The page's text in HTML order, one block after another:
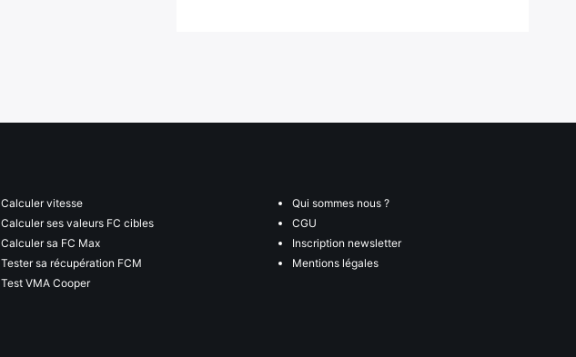
Calculer vitesse
Calculer ses valeurs FC cibles
Calculer sa FC Max
Tester sa récupération FCM
Test VMA Cooper
Qui sommes nous ?
CGU
Inscription newsletter
Mentions légales